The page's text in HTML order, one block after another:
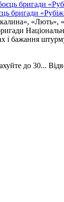
бригади
до 30...